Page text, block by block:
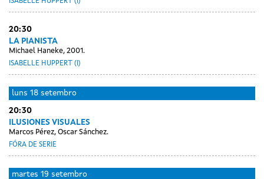
20:30
LA PIANISTA
Michael Haneke, 2001.
ISABELLE HUPPERT (I)
luns 18 setembro
20:30
ILUSIONES VISUALES
Marcos Pérez, Oscar Sánchez.
FÓRA DE SERIE
martes 19 setembro